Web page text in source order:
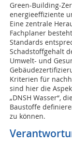
Green-Building-
energieeffiziente
Eine zentrale
Fachplaner
Standards
Schadstoffgehalt
Umwelt- und
Kriterien für
sind hier die
„DNSH Wasser“,
Baustoffe
zu können.